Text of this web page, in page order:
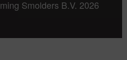
Smolders B.V. 2026